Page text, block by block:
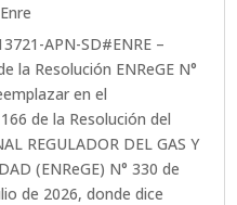
Enre
APN-SD#ENRE –
la Resolución ENReGE N°
en el
de la Resolución del
REGULADOR DEL GAS Y
(ENReGE) N° 330 de
de 2026, donde dice